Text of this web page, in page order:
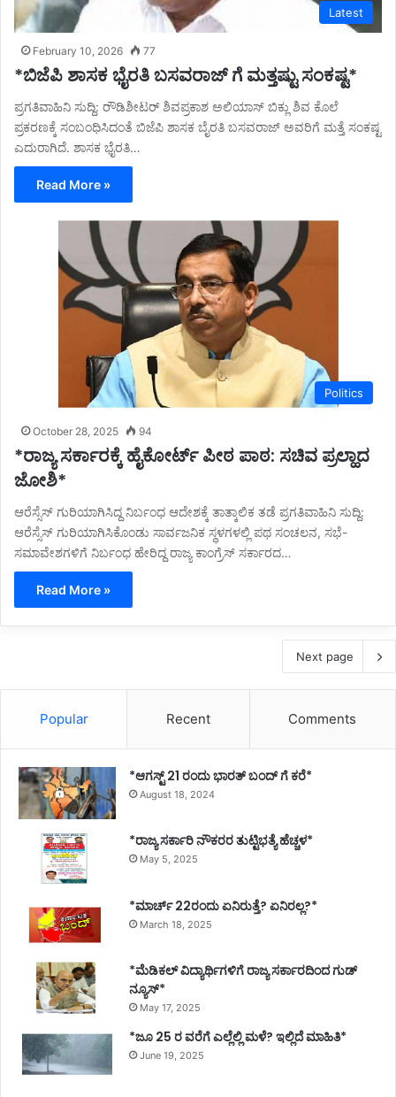
Latest
February 10, 2026 77
*ಬಿಜೆಪಿ ಶಾಸಕ ಭೈರತಿ ಬಸವರಾಜ್ ಗೆ ಮತ್ತಷ್ಟು ಸಂಕಷ್ಟ*
ಪ್ರಗತಿವಾಹಿನಿ ಸುದ್ದಿ: ರೌಡಿಶೀಟರ್ ಶಿವಪ್ರಕಾಶ ಅಲಿಯಾಸ್ ಬಿಕ್ಲು ಶಿವ ಕೊಲೆ
ಪ್ರಕರಣಕ್ಕೆ ಸಂಬಂಧಿಸಿದಂತೆ ಬಿಜೆಪಿ ಶಾಸಕ ಬೈರತಿ ಬಸವರಾಜ್ ಅವರಿಗೆ ಮತ್ತೆ ಸಂಕಷ್ಟ
ಎದುರಾಗಿದೆ. ಶಾಸಕ ಭೈರತಿ…
Read More »
Politics
October 28, 2025 94
*ರಾಜ್ಯ ಸರ್ಕಾರಕ್ಕೆ ಹೈಕೋರ್ಟ್‌ ಪೀಠ ಪಾಠ: ಸಚಿವ ಪ್ರಲ್ಹಾದ
ಜೋಶಿ*
ಆರೆಸ್ಸೆಸ್‌ ಗುರಿಯಾಗಿಸಿದ್ದ ನಿರ್ಬಂಧ ಆದೇಶಕ್ಕೆ ತಾತ್ಕಾಲಿಕ ತಡೆ ಪ್ರಗತಿವಾಹಿನಿ ಸುದ್ದಿ:
ಆರೆಸ್ಸೆಸ್‌ ಗುರಿಯಾಗಿಸಿಕೊಂಡು ಸಾರ್ವಜನಿಕ ಸ್ಥಳಗಳಲ್ಲಿ ಪಥ ಸಂಚಲನ, ಸಭೆ-
ಸಮಾವೇಶಗಳಿಗೆ ನಿರ್ಬಂಧ ಹೇರಿದ್ದ ರಾಜ್ಯ ಕಾಂಗ್ರೆಸ್‌ ಸರ್ಕಾರದ…
Read More »
Next page
Popular Recent Comments
*ಆಗಸ್ಟ್ 21 ರಂದು ಭಾರತ್‌ ಬಂದ್‌ ಗೆ ಕರೆ*
August 18, 2024
*ರಾಜ್ಯ ಸರ್ಕಾರಿ ನೌಕರರ ತುಟ್ಟಿಭತ್ಯೆ ಹೆಚ್ಚಳ*
May 5, 2025
*ಮಾರ್ಚ್ 22ರಂದು ಏನಿರುತ್ತೆ? ಏನಿರಲ್ಲ?*
March 18, 2025
*ಮೆಡಿಕಲ್ ವಿದ್ಯಾರ್ಥಿಗಳಿಗೆ ರಾಜ್ಯ ಸರ್ಕಾರದಿಂದ ಗುಡ್
ನ್ಯೂಸ್*
May 17, 2025
*ಜೂ 25 ರ ವರೆಗೆ ಎಲ್ಲೆಲ್ಲಿ ಮಳೆ? ಇಲ್ಲಿದೆ ಮಾಹಿತಿ*
June 19, 2025